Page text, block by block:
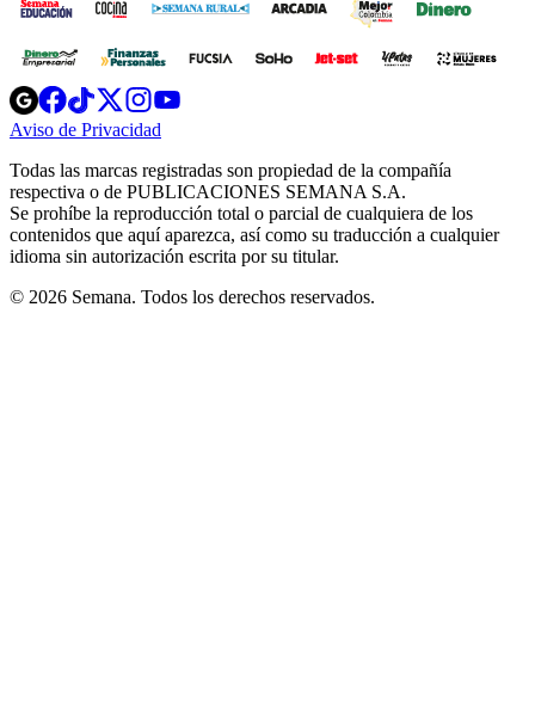
Opens
in
new
Opens
in
new
Opens
in
new
window
Opens
new
windowwindow
Aviso de Privacidad
new
window
Todas las marcas registradas son propiedad de la compañía
respectiva o de PUBLICACIONES SEMANA S.A.
Se prohíbe la reproducción total o parcial de cualquiera de los
contenidos que aquí aparezca, así como su traducción a cualquier
idioma sin autorización escrita por su titular.
© 2026 Semana. Todos los derechos reservados.